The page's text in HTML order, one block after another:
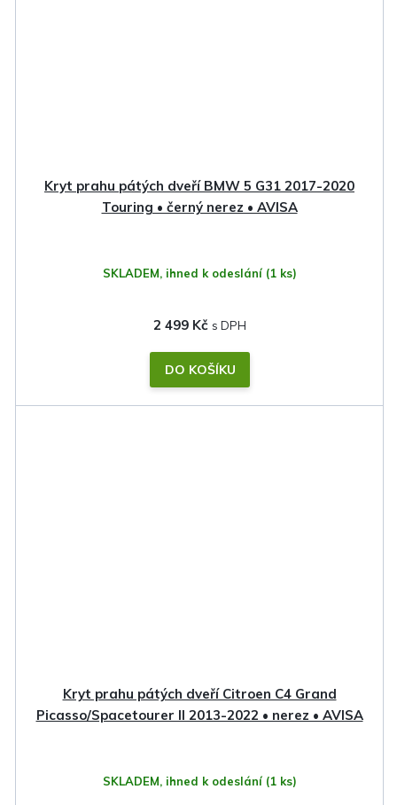
Kryt prahu pátých dveří BMW 5 G31 2017-2020
Touring • černý nerez • AVISA
SKLADEM, ihned k odeslání (1 ks)
2 499 Kč
DO KOŠÍKU
Kryt prahu pátých dveří Citroen C4 Grand
Picasso/Spacetourer II 2013-2022 • nerez • AVISA
SKLADEM, ihned k odeslání (1 ks)